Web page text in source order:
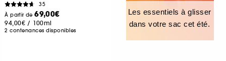
35
À partir de69,00€
94,00€ / 100ml
2 contenances disponibles
Les essentiels à glisser
dans votre sac cet été.